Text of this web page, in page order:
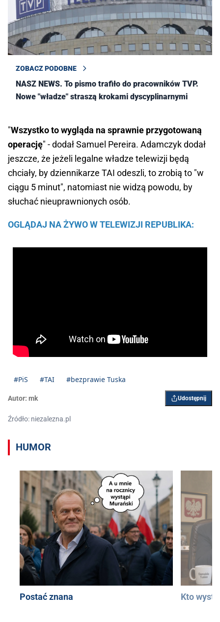
ZOBACZ PODOBNE
NASZ NEWS. To pismo trafiło do pracowników TVP.
Nowe "władze" straszą krokami dyscyplinarnymi
"Wszystko to wygląda na sprawnie przygotowaną
operację" - dodał Samuel Pereira. Adamczyk dodał
jeszcze, że jeżeli legalne władze telewizji będą
chciały, by dziennikarze TAI odeszli, to zrobią to "w
ciągu 5 minut", natomiast nie widzą powodu, by
słuchać nieuprawnionych osób.
OGLĄDAJ NA ŻYWO W TELEWIZJI REPUBLIKA:
#PiS #TAI #bezprawie Tuska
Autor: mk Udostępnij
Źródło: niezalezna.pl
HUMOR
Postać znana Kto